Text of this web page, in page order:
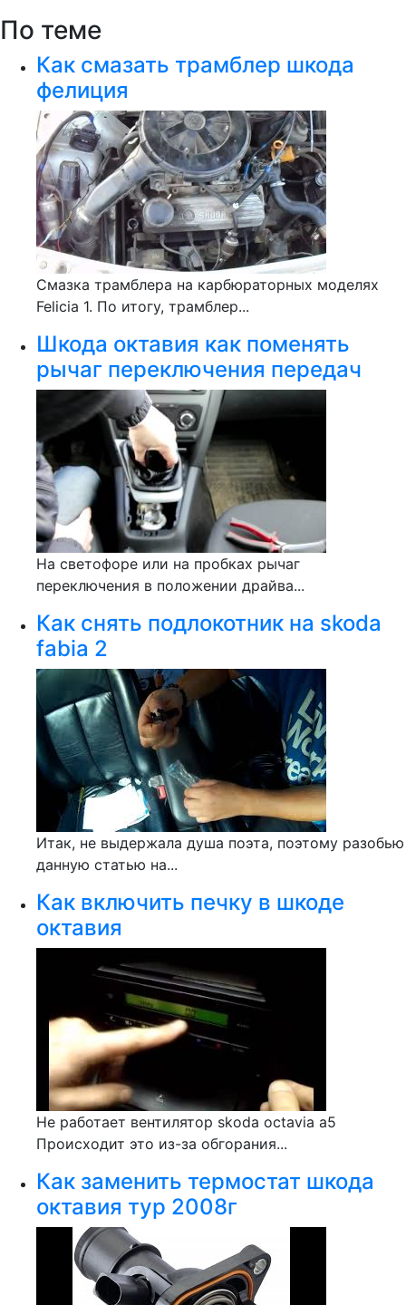
По теме
Как смазать трамблер шкода
фелиция
Смазка трамблера на карбюраторных моделях
Felicia 1. По итогу, трамблер...
Шкода октавия как поменять
рычаг переключения передач
На светофоре или на пробках рычаг
переключения в положении драйва...
Как снять подлокотник на skoda
fabia 2
Итак, не выдержала душа поэта, поэтому разобью
данную статью на...
Как включить печку в шкоде
октавия
Не работает вентилятор skoda octavia a5
Происходит это из-за обгорания...
Как заменить термостат шкода
октавия тур 2008г